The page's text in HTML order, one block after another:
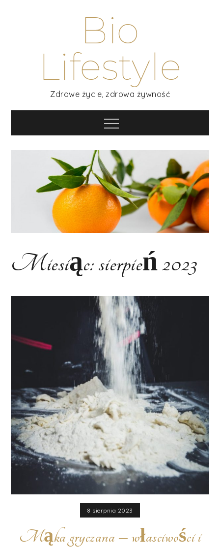
Bio
Lifestyle
Zdrowe życie, zdrowa żywność
Menu
Miesiąc:sierpień 2023
8 sierpnia 2023
Mąka gryczana – własciwości i